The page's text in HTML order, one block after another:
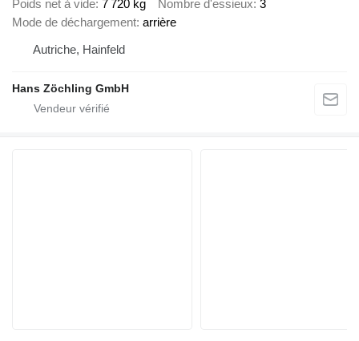
Poids net à vide 7 720 kg Nombre d'essieux 3
Mode de déchargement arrière
Autriche, Hainfeld
Hans Zöchling GmbH